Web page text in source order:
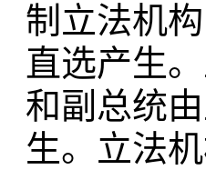
制立法机
直选产生
和副总统
生。立法